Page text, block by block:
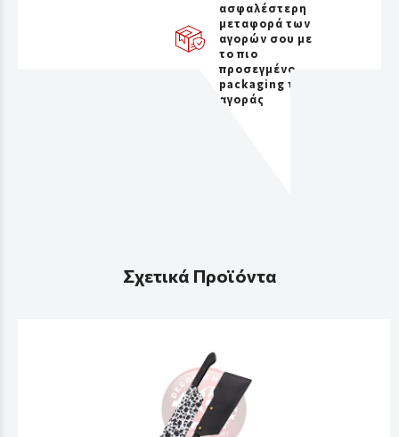
ασφαλέστερη
μεταφορά των
αγορών σου με
το πιο
προσεγμένο
packaging της
αγοράς
Σχετικά Προϊόντα